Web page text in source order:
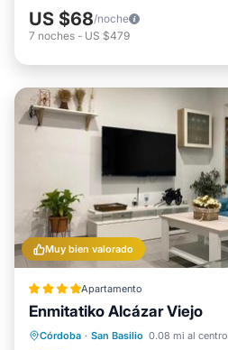
US $68/noche
7 noches - US $479
Muy bien valorado
Apartamento
Enmitatiko Alcázar Viejo
Córdoba · San Basilio 0.08 mi al centro
Chimenea/Calefacción